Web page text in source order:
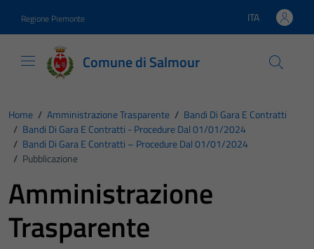
Regione Piemonte Lingua attiva:
ITA
Comune di Salmour
Home / Amministrazione Trasparente / Bandi Di Gara E Contratti
/ Bandi Di Gara E Contratti - Procedure Dal 01/01/2024
/ Bandi Di Gara E Contratti – Procedure Dal 01/01/2024
/ Pubblicazione
Amministrazione
Trasparente